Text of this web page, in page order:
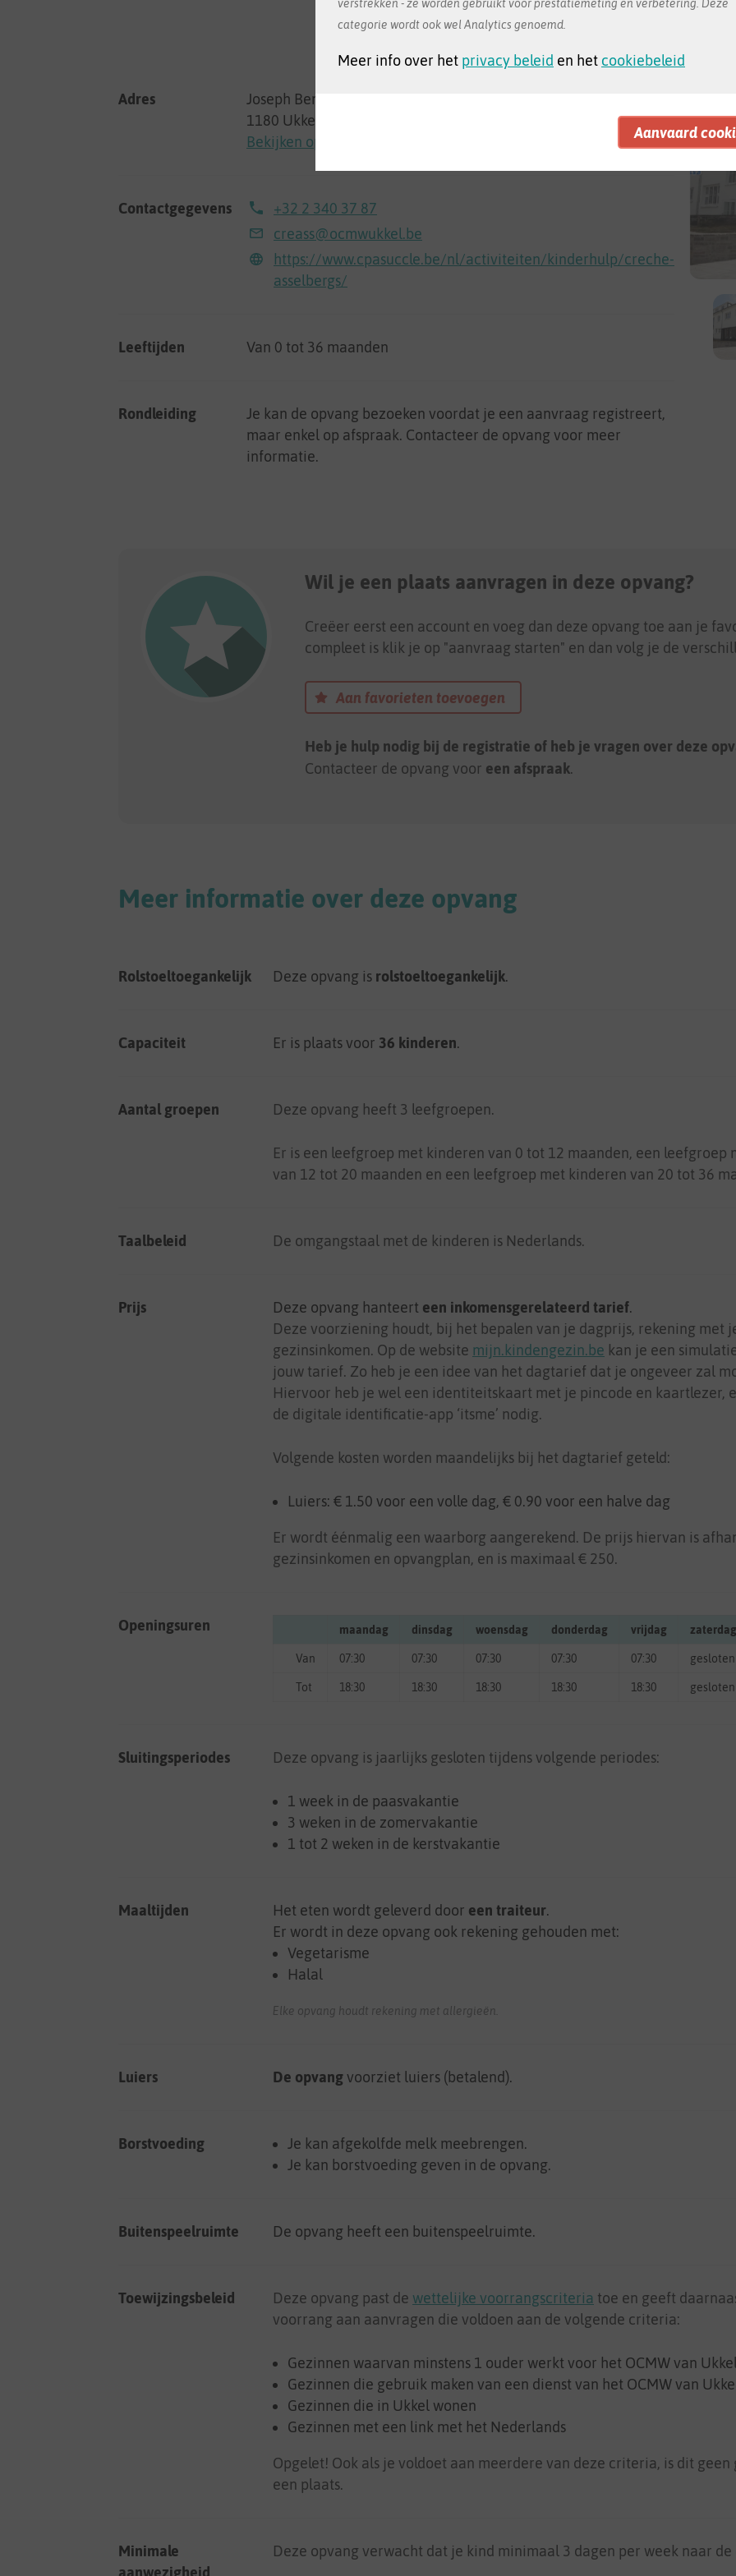
verstrekken - ze worden gebruikt voor prestatiemeting en verbetering. Deze
categorie wordt ook wel Analytics genoemd.
Meer info over het privacy beleid en het cookiebeleid
Adres
Joseph Bensstraat 82 bus A
1180 Ukkel
Bekijken op Google Maps
Contactgegevens
+32 2 340 37 87
creass@ocmwukkel.be
https://www.cpasuccle.be/nl/activiteiten/kinderhulp/creche-
asselbergs/
Leeftijden Van 0 tot 36 maanden
Rondleiding
Je kan de opvang bezoeken voordat je een aanvraag registreert,
maar enkel op afspraak. Contacteer de opvang voor meer
informatie.
Wil je een plaats aanvragen in deze opvang?
Creëer eerst een account en voeg dan deze opvang toe aan je
compleet is klik je op "aanvraag starten" en dan volg je de
Aan favorieten toevoegen
Heb je hulp nodig bij de registratie of heb je vragen over deze
Contacteer de opvang voor een afspraak.
Meer informatie over deze opvang
Rolstoeltoegankelijk Deze opvang is rolstoeltoegankelijk.
Capaciteit Er is plaats voor 36 kinderen.
Aantal groepen Deze opvang heeft 3 leefgroepen.
Er is een leefgroep met kinderen van 0 tot 12 maanden, een leefgroep
van 12 tot 20 maanden en een leefgroep met kinderen van 20 tot 36
Taalbeleid De omgangstaal met de kinderen is Nederlands.
Prijs Deze opvang hanteert een inkomensgerelateerd tarief.
Deze voorziening houdt, bij het bepalen van je dagprijs, rekening met
gezinsinkomen. Op de website mijn.kindengezin.be kan je een
jouw tarief. Zo heb je een idee van het dagtarief dat je ongeveer zal
Hiervoor heb je wel een identiteitskaart met je pincode en kaartlezer,
de digitale identificatie-app ‘itsme’ nodig.
Volgende kosten worden maandelijks bij het dagtarief geteld:
Luiers: € 1.50 voor een volle dag, € 0.90 voor een halve dag
Er wordt éénmalig een waarborg aangerekend. De prijs hiervan is
gezinsinkomen en opvangplan, en is maximaal € 250.
Openingsuren maandag dinsdag woensdag donderdag vrijdag zaterdag
Van 07:30 07:30 07:30 07:30 07:30 gesloten
Tot 18:30 18:30 18:30 18:30 18:30 gesloten
Sluitingsperiodes Deze opvang is jaarlijks gesloten tijdens volgende periodes:
1 week in de paasvakantie
3 weken in de zomervakantie
1 tot 2 weken in de kerstvakantie
Maaltijden Het eten wordt geleverd door een traiteur.
Er wordt in deze opvang ook rekening gehouden met:
Vegetarisme
Halal
Elke opvang houdt rekening met allergieën.
Luiers De opvangvoorziet luiers (betalend).
Borstvoeding
Je kan afgekolfde melk meebrengen.
Je kan borstvoeding geven in de opvang.
Buitenspeelruimte De opvang heeft een buitenspeelruimte.
Toewijzingsbeleid Deze opvang past de wettelijke voorrangscriteria toe en geeft
voorrang aan aanvragen die voldoen aan de volgende criteria:
Gezinnen waarvan minstens 1 ouder werkt voor het OCMW van Ukkel
Gezinnen die gebruik maken van een dienst van het OCMW van
Gezinnen die in Ukkel wonen
Gezinnen met een link met het Nederlands
Opgelet! Ook als je voldoet aan meerdere van deze criteria, is dit geen
een plaats.
Minimale
aanwezigheid
Deze opvang verwacht dat je kind minimaal 3 dagen per week naar de